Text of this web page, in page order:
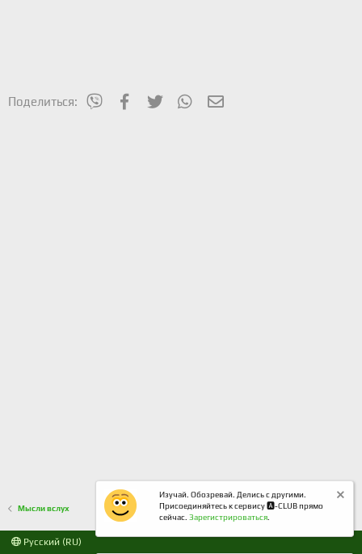
Поделиться: mes_viberFacebook
Twitter WhatsAppЭлектронная почта
Мысли вслух
Русский (RU)
Изучай. Обозревай. Делись с другими.
Присоединяйтесь к сервису 🅰️-CLUB прямо
сейчас. Зарегистрироваться